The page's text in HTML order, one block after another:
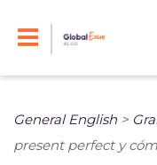
General English >
present perfect y